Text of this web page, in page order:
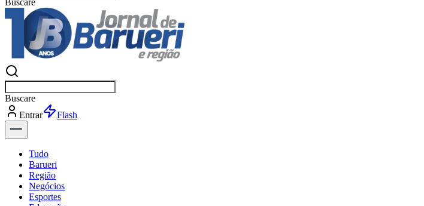
Buscaresportes
Buscaresportes
Entrar
Flash
Tudo
Barueri
Região
Negócios
Esportes